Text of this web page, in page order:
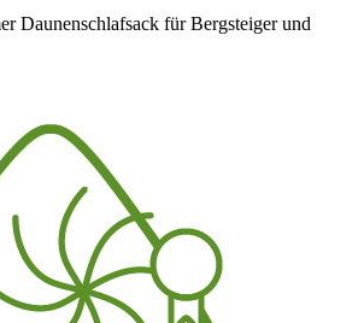
Daunenschlafsack für Bergsteiger und